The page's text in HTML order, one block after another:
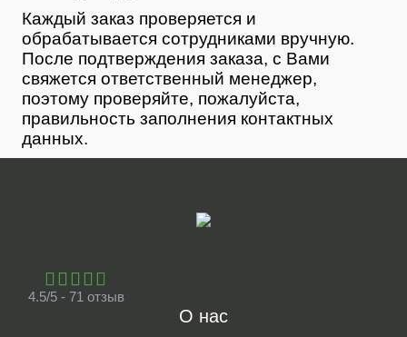
Каждый заказ проверяется и
обрабатывается сотрудниками вручную.
После подтверждения заказа, с Вами
свяжется ответственный менеджер,
поэтому проверяйте, пожалуйста,
правильность заполнения контактных
данных.
4.5/5 - 71 отзыв
О нас